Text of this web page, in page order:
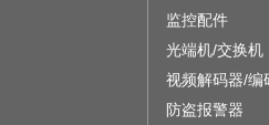
监控配件
光端机/交换机
视频解码器/编
防盗报警器